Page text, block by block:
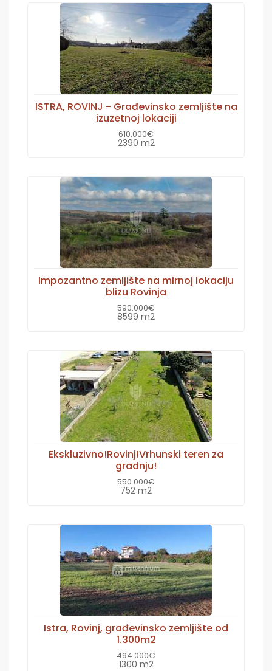
ISTRA, ROVINJ - Građevinsko zemljište na
izuzetnoj lokaciji
610.000€
2390 m2
Impozantno zemljište na mirnoj lokaciju
blizu Rovinja
590.000€
8599 m2
Ekskluzivno!Rovinj!Vrhunski teren za
gradnju!
550.000€
752 m2
Istra, Rovinj, građevinsko zemljište od
1.300m2
494.000€
1300 m2